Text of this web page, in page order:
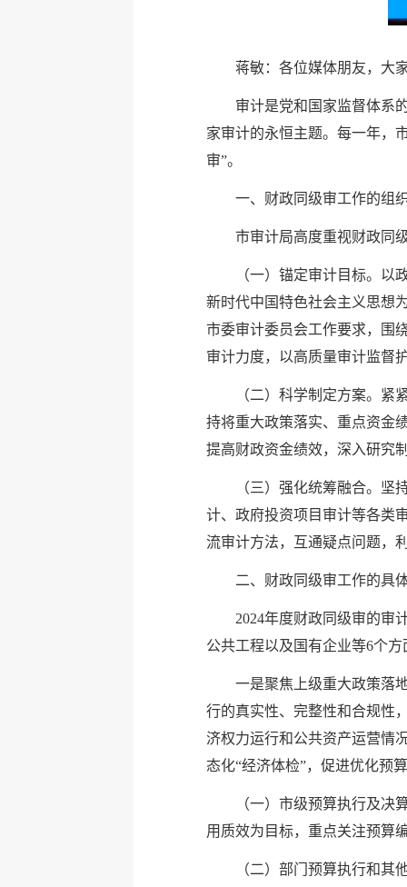
蒋敏：各位媒体朋友，大
审计是党和国家监督体系
家审计的永恒主题。每一年，
审”。
一、财政同级审工作的组
市审计局高度重视财政同
（一）锚定审计目标。以
新时代中国特色社会主义思想
市委审计委员会工作要求，围
审计力度，以高质量审计监督
（二）科学制定方案。
持将重大政策落实、重点资金
提高财政资金绩效，深入研究
（三）强化统筹融合。坚
计、政府投资项目审计等各类
流审计方法，互通疑点问题，
二、财政同级审工作的具
2024年度财政同级审的审
公共工程以及国有企业等6个
一是聚焦上级重大政策落
行的真实性、完整性和合规性
济权力运行和公共资产运营情
态化“经济体检”，促进优化预
（一）市级预算执行及
用质效为目标，重点关注预算
（二）部门预算执行和其